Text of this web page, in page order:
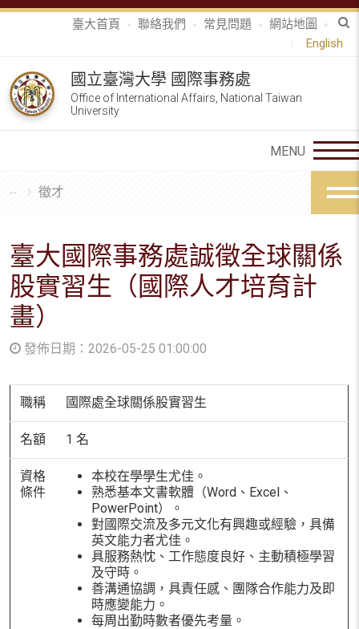
臺大首頁 聯絡我們 常見問題
網站地圖
English
國立臺灣大學 國際事務處
Office of International Affairs, National Taiwan
University
徵才
臺大國際事務處誠徵全球關係
股實習生（國際人才培育計
畫）
發佈日期：2026-05-25 01:00:00
職稱 國際處全球關係股實習生
名額 1 名
資格
條件
本校在學學生尤佳。
熟悉基本文書軟體（Word、Excel、
PowerPoint）。
對國際交流及多元文化有興趣或經驗，具備
英文能力者尤佳。
具服務熱忱、工作態度良好、主動積極學習
及守時。
善溝通協調，具責任感、團隊合作能力及即
時應變能力。
每周出勤時數者優先考量。